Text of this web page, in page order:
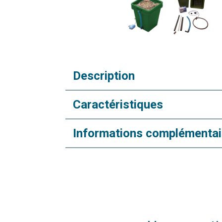
Description
Caractéristiques
Informations